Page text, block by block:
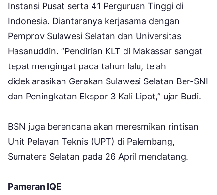
Instansi Pusat serta 41 Perguruan Tinggi di
Indonesia. Diantaranya kerjasama dengan
Pemprov Sulawesi Selatan dan Universitas
Hasanuddin. “Pendirian KLT di Makassar sangat
tepat mengingat pada tahun lalu, telah
dideklarasikan Gerakan Sulawesi Selatan Ber-SNI
dan Peningkatan Ekspor 3 Kali Lipat,” ujar Budi.
BSN juga berencana akan meresmikan rintisan
Unit Pelayan Teknis (UPT) di Palembang,
Sumatera Selatan pada 26 April mendatang.
Pameran IQE